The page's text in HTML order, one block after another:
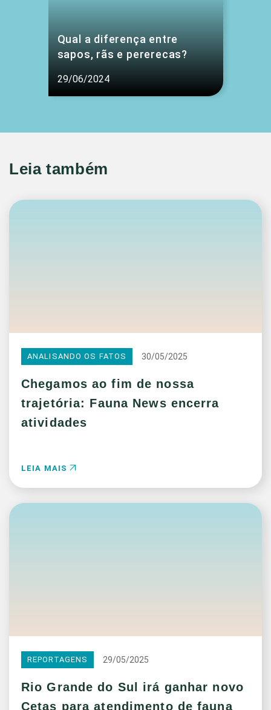
Qual a diferença entre
sapos, rãs e pererecas?
29/06/2024
Leia também
ANALISANDO OS FATOS 30/05/2025
Chegamos ao fim de nossa
trajetória: Fauna News encerra
atividades
LEIA MAIS
REPORTAGENS 29/05/2025
Rio Grande do Sul irá ganhar novo
Cetas para atendimento de fauna